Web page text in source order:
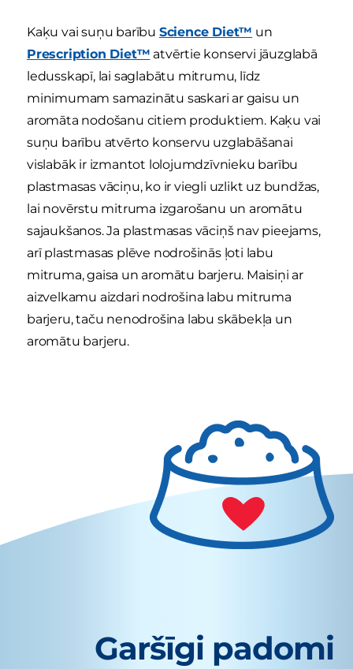
Kaķu vai suņu barību Science Diet™ un
Prescription Diet™ atvērtie konservi jāuzglabā
ledusskapī, lai saglabātu mitrumu, līdz
minimumam samazinātu saskari ar gaisu un
aromāta nodošanu citiem produktiem. Kaķu vai
suņu barību atvērto konservu uzglabāšanai
vislabāk ir izmantot lolojumdzīvnieku barību
plastmasas vāciņu, ko ir viegli uzlikt uz bundžas,
lai novērstu mitruma izgarošanu un aromātu
sajaukšanos. Ja plastmasas vāciņš nav pieejams,
arī plastmasas plēve nodrošinās ļoti labu
mitruma, gaisa un aromātu barjeru. Maisiņi ar
aizvelkamu aizdari nodrošina labu mitruma
barjeru, taču nenodrošina labu skābekļa un
aromātu barjeru.
Garšīgi padomi